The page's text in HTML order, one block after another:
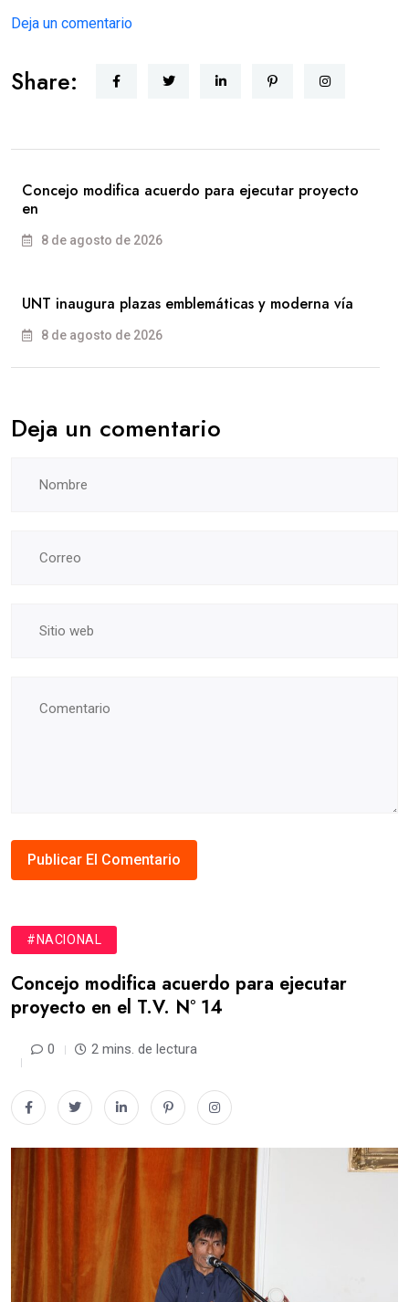
Deja un comentario
Share:
Concejo modifica acuerdo para ejecutar proyecto
en
8 de agosto de 2026
UNT inaugura plazas emblemáticas y moderna vía
8 de agosto de 2026
Deja un comentario
#NACIONAL
Concejo modifica acuerdo para ejecutar
proyecto en el T.V. N° 14
0 2 mins. de lectura